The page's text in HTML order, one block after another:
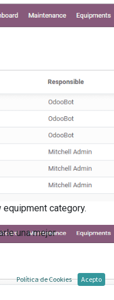
equipment category.
una mejor
Política de Cookies Acepto